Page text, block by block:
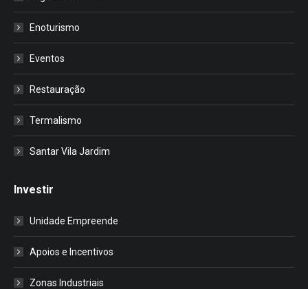
Enoturismo
Eventos
Restauração
Termalismo
Santar Vila Jardim
Investir
Unidade Empreende
Apoios e Incentivos
Zonas Industriais